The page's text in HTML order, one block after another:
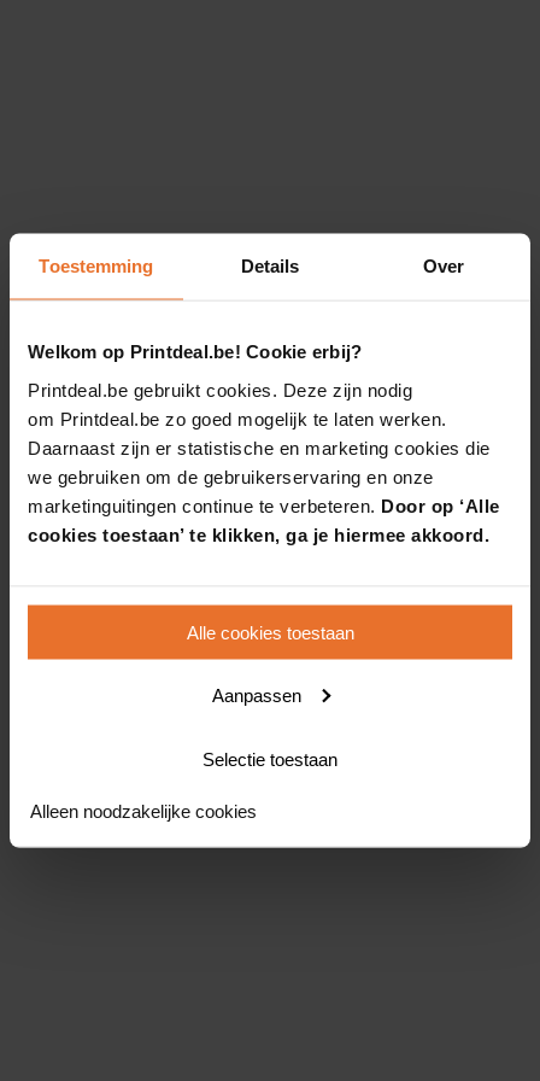
Toestemming Details Over
Welkom op Printdeal.be! Cookie erbij?
Printdeal.be gebruikt cookies. Deze zijn nodig
om Printdeal.be zo goed mogelijk te laten werken.
Daarnaast zijn er statistische en marketing cookies die
we gebruiken om de gebruikerservaring en onze
marketinguitingen continue te verbeteren. Door op ‘Alle
cookies toestaan’ te klikken, ga je hiermee akkoord.
Alle cookies toestaan
Aanpassen
Selectie toestaan
Alleen noodzakelijke cookies